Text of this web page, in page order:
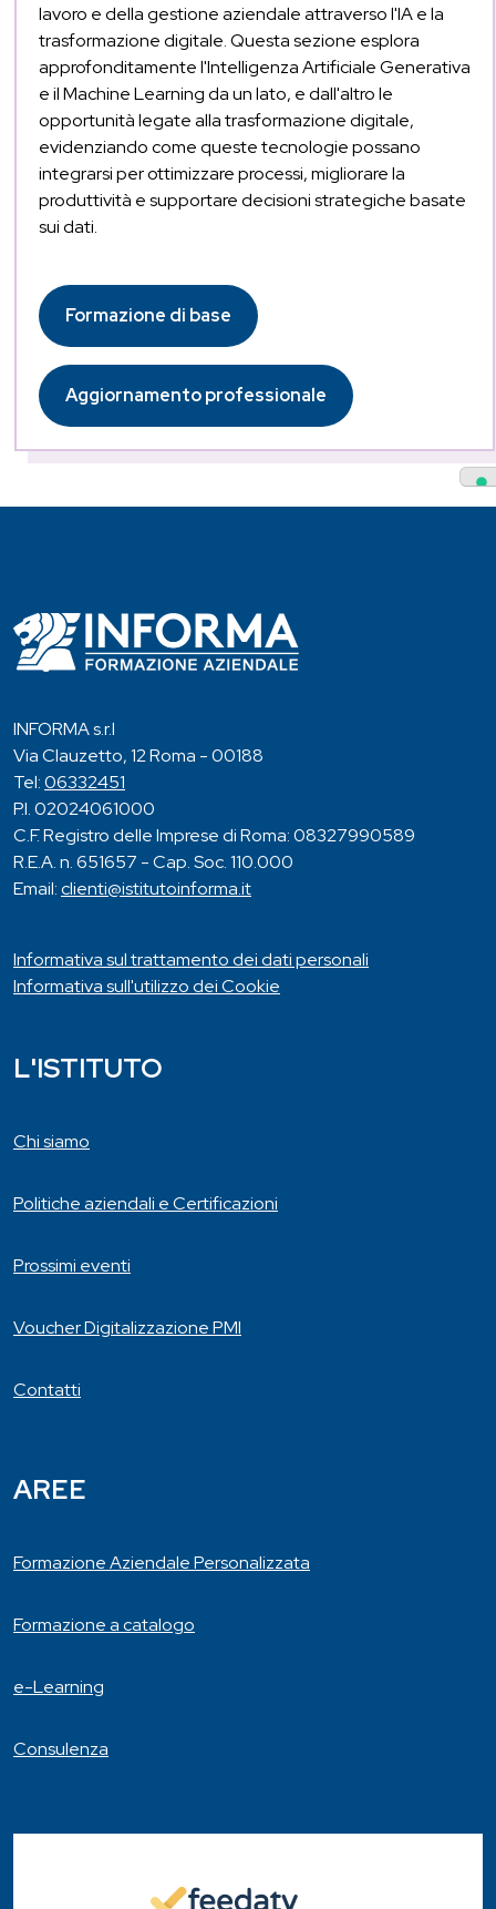
lavoro e della gestione aziendale attraverso l'IA e la
trasformazione digitale. Questa sezione esplora
approfonditamente l'Intelligenza Artificiale Generativa
e il Machine Learning da un lato, e dall'altro le
opportunità legate alla trasformazione digitale,
evidenziando come queste tecnologie possano
integrarsi per ottimizzare processi, migliorare la
produttività e supportare decisioni strategiche basate
sui dati.
Formazione di base
Aggiornamento professionale
INFORMA s.r.l
Via Clauzetto, 12 Roma - 00188
Tel:06332451
P.I. 02024061000
C.F. Registro delle Imprese di Roma: 08327990589
R.E.A. n. 651657 - Cap. Soc. 110.000
Email:clienti@istitutoinforma.it
Informativa sul trattamento dei dati personali
Informativa sull'utilizzo dei Cookie
L'ISTITUTO
Chi siamo
Politiche aziendali e Certificazioni
Prossimi eventi
Voucher Digitalizzazione PMI
Contatti
AREE
Formazione Aziendale Personalizzata
Formazione a catalogo
e-Learning
Consulenza